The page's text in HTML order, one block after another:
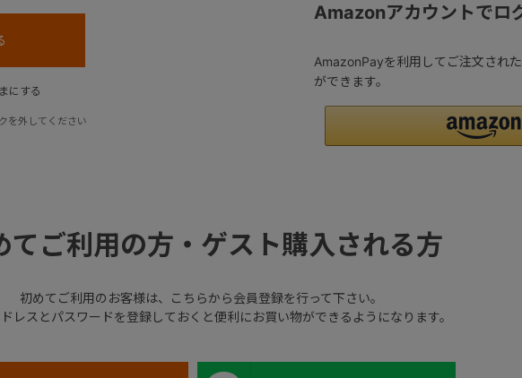
にする
を外してください
Amazonアカウントでロ
AmazonPayを利用してご注文され
ができます。
てご利用の方・ゲスト購入される方
初めてご利用のお客様は、こちらから会員登録を行って下さい。
レスとパスワードを登録しておくと便利にお買い物ができるようになります。